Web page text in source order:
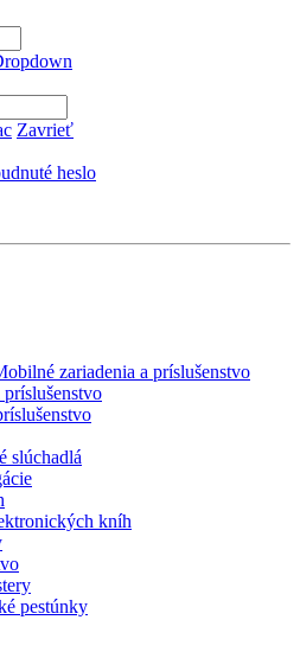
Zavrieť
heslo
zariadenia a príslušenstvo
slúchadlá
kníh
pestúnky